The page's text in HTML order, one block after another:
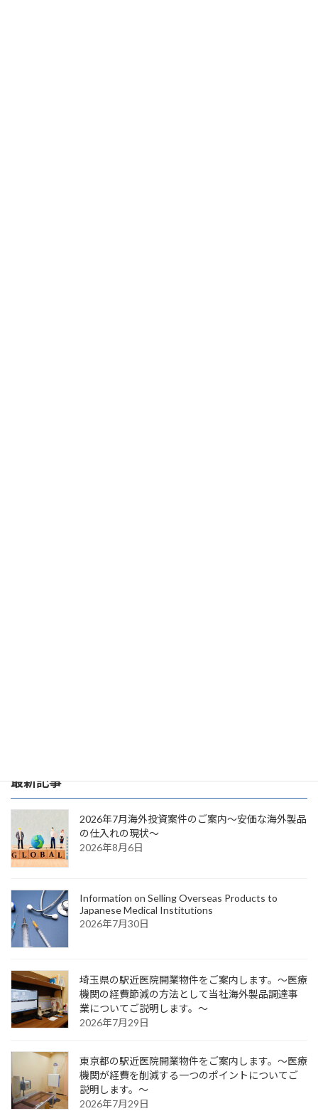
最新記事
2026年7月海外投資案件のご案内～安価な海外製品
の仕入れの現状～
2026年8月6日
Information on Selling Overseas Products to
Japanese Medical Institutions
2026年7月30日
埼玉県の駅近医院開業物件をご案内します。～医療
機関の経費節減の方法として当社海外製品調達事
業についてご説明します。～
2026年7月29日
東京都の駅近医院開業物件をご案内します。～医療
機関が経費を削減する一つのポイントについてご
説明します。～
2026年7月29日